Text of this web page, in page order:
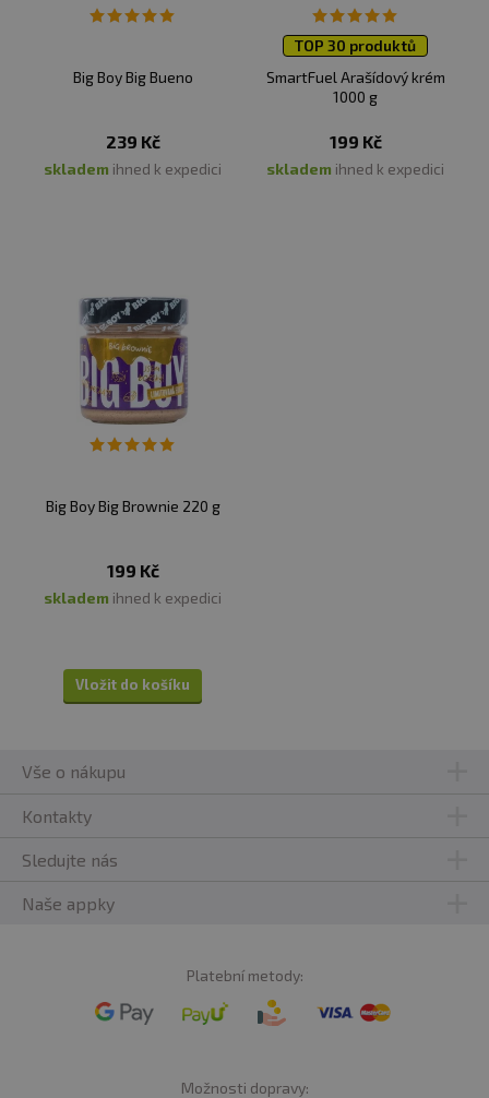
Big Boy Big Bueno
239 Kč
skladem ihned k expedici
TOP 30 produktů
SmartFuel Arašídový krém
1000 g
199 Kč
skladem ihned k expedici
Big Boy Big Brownie 220 g
199 Kč
skladem ihned k expedici
Vložit do košíku
Vše o nákupu
Kontakty
Sledujte nás
Naše appky
Platební metody:
Možnosti dopravy: